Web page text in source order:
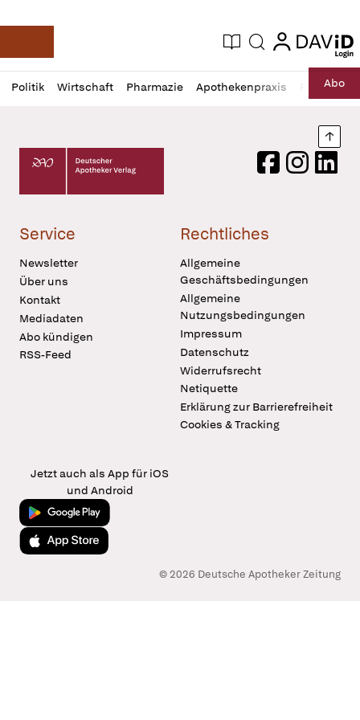
Deutsche Apotheker Zeitung
Aktuelle Ausgabe
Suche login
login
Politik Wirtschaft Pharmazie Apothekenpraxis RechtAbo
Profil
öffnen
Daz
Pur
Deutscher Apotheker Verlag Logo
FacebookInstagram
Service
Newsletter
Über uns
Kontakt
Mediadaten
Abo kündigen
RSS-Feed
Rechtliches
Allgemeine
Geschäftsbedingungen
Allgemeine
Nutzungsbedingungen
Impressum
Datenschutz
Widerrufsrecht
Netiquette
Erklärung zur Barrierefreiheit
Cookies & Tracking
Jetzt auch als App für iOS
und Android
Jetzt bei Google Play
Laden im App Store
© 2026 Deutsche Apotheker Zeitung